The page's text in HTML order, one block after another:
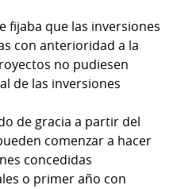
fijaba que las inversiones
con anterioridad a la
no pudiesen
de las inversiones
de gracia a partir del
comenzar a hacer
concedidas
o primer año con